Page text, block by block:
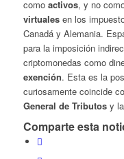
como activos, y no
virtualesen los
Canadá y Alemania.
para la imposición
criptomonedas como
exención. Esta es la
curiosamente coincide
General de Tributosy la
Comparte esta